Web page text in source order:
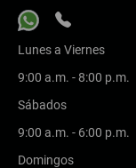
Lunes a Viernes
9:00 a.m. - 8:00 p.m.
Sábados
9:00 a.m. - 6:00 p.m.
Domingos